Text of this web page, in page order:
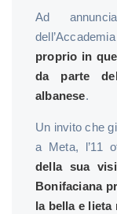
Ad
proprio in
da parte
albanese.
Un invito che
a Meta, l’11
della sua
Bonifaciana
la bella e lieta